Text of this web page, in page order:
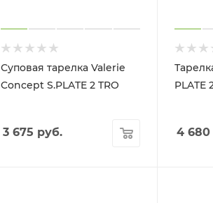
Суповая тарелка Valerie
Concept S.PLATE 2 TRO
3 675 руб.
PLATE
4 680